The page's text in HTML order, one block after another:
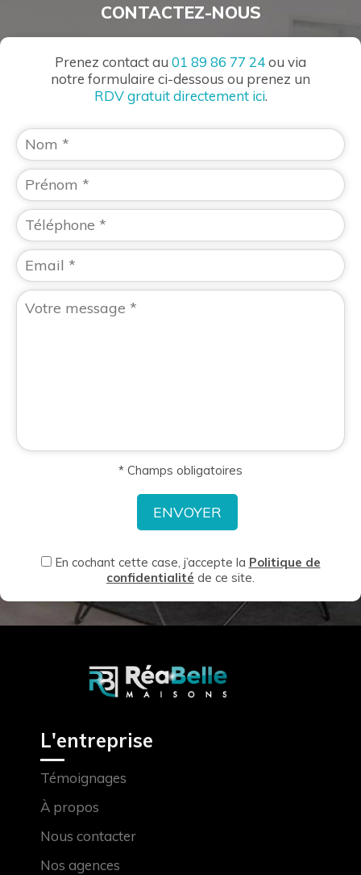
CONTACTEZ-NOUS
Prenez contact au 01 89 86 77 24ou via
notre formulaire ci-dessous ou prenez un
RDV gratuit directement ici.
* Champs obligatoires
En cochant cette case, j’accepte la Politique de
confidentialité de ce site.
L'entreprise
Témoignages
À propos
Nous contacter
Nos agences